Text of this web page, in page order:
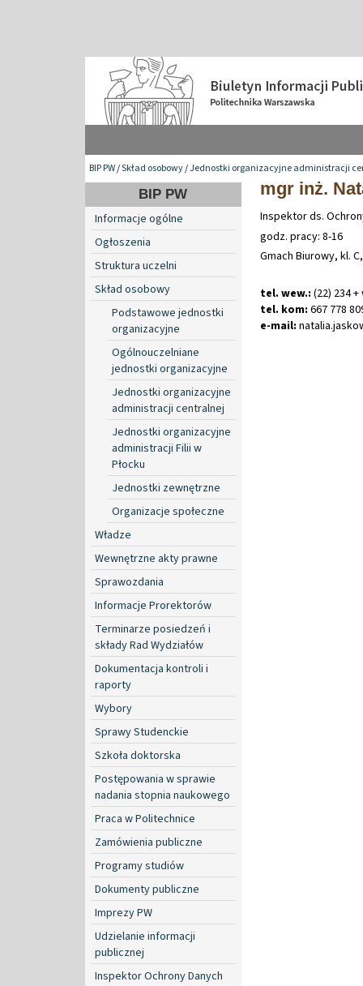
BIP PW/Skład osobowy/Jednostki organizacyjne administracji
BIP PW
Informacje ogólne
Ogłoszenia
Struktura uczelni
Skład osobowy
Podstawowe jednostki
organizacyjne
Ogólnouczelniane
jednostki organizacyjne
Jednostki organizacyjne
administracji centralnej
Jednostki organizacyjne
administracji Filii w
Płocku
Jednostki zewnętrzne
Organizacje społeczne
Władze
Wewnętrzne akty prawne
Sprawozdania
Informacje Prorektorów
Terminarze posiedzeń i
składy Rad Wydziałów
Dokumentacja kontroli i
raporty
Wybory
Sprawy Studenckie
Szkoła doktorska
Postępowania w sprawie
nadania stopnia naukowego
Praca w Politechnice
Zamówienia publiczne
Programy studiów
Dokumenty publiczne
Imprezy PW
Udzielanie informacji
publicznej
Inspektor Ochrony Danych
mgr inż.
Inspektor ds.
godz. pracy: 8-16
Gmach Biurowy, kl.
tel. wew.: (22) 234
tel. kom: 667 778
e-mail: natalia.